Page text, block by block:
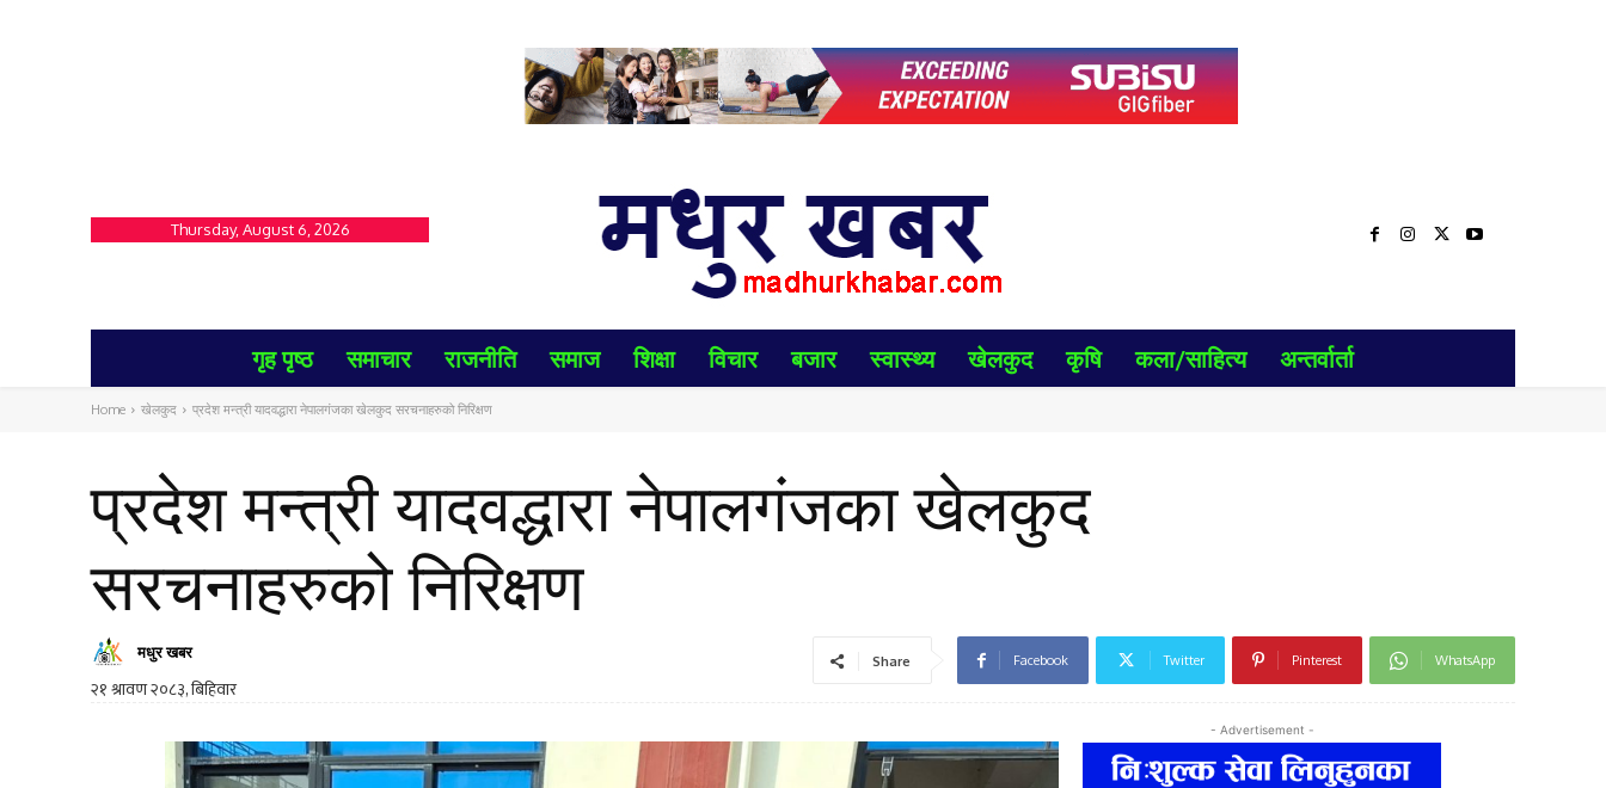
Thursday, August 6, 2026
गृह पृष्ठ समाचार राजनीति समाज शिक्षा विचार बजार स्वास्थ्य खेलकुद कृषि कला/साहित्य अन्तर्वार्ता
Home खेलकुद प्रदेश मन्त्री यादवद्धारा नेपालगंजका खेलकुद सरचनाहरुको निरिक्षण
प्रदेश मन्त्री यादवद्धारा नेपालगंजका खेलकुद
सरचनाहरुको निरिक्षण
मधुर खबर
Share Facebook Twitter Pinterest WhatsApp
- Advertisement -